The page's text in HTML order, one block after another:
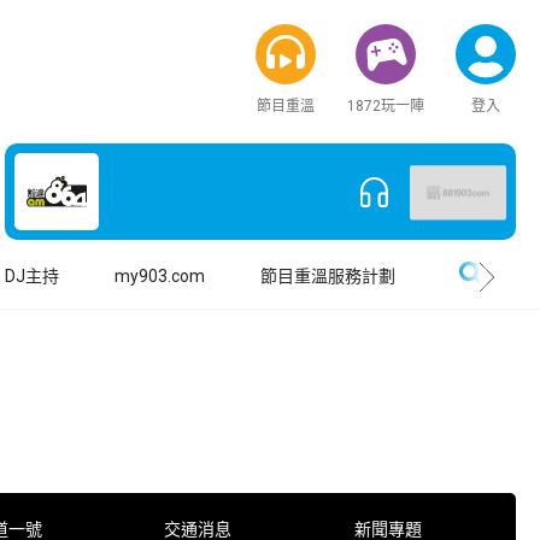
節目重溫 1872玩一陣 登入
DJ主持 my903.com 節目重溫服務計劃
一號 交通消息 新聞專題